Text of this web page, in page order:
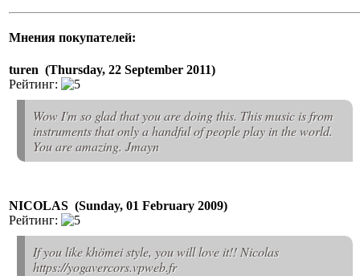
Мнения покупателей:
turen (Thursday, 22 September 2011)
Рейтинг:
Wow I'm so glad that you are doing this. This music is from
instruments that only a handful of people play in the world.
You are amazing. Jmayn
NICOLAS (Sunday, 01 February 2009)
Рейтинг:
If you like khömei style, you will love it!! Nicolas
https://yogavercors.vpweb.fr